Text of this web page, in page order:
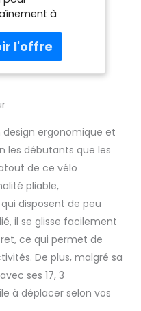
Selle
Écran
à
de 3 modes
droit,
bandes de
à tonifier vos
supérieurs et
entraînement de
corps.
Magnétique
】Micyox Vélo
Pliable
avec la
technologie de
magnétique
système
par
qui maintient
design ergonomique et
les débutants que les
de ce vélo
pliable,
disposent de peu
il se glisse facilement
ce qui permet de
De plus, malgré sa
ses 17, 3
à déplacer selon vos